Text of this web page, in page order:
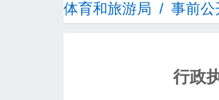
体育和旅游局 / 事前公
行政